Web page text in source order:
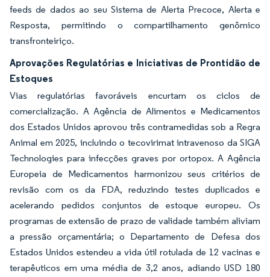
feeds de dados ao seu Sistema de Alerta Precoce, Alerta e
Resposta, permitindo o compartilhamento genômico
transfronteiriço.
Aprovações Regulatórias e Iniciativas de Prontidão de
Estoques
Vias regulatórias favoráveis encurtam os ciclos de
comercialização. A Agência de Alimentos e Medicamentos
dos Estados Unidos aprovou três contramedidas sob a Regra
Animal em 2025, incluindo o tecovirimat intravenoso da SIGA
Technologies para infecções graves por ortopox. A Agência
Europeia de Medicamentos harmonizou seus critérios de
revisão com os da FDA, reduzindo testes duplicados e
acelerando pedidos conjuntos de estoque europeu. Os
programas de extensão de prazo de validade também aliviam
a pressão orçamentária; o Departamento de Defesa dos
Estados Unidos estendeu a vida útil rotulada de 12 vacinas e
terapêuticos em uma média de 3,2 anos, adiando USD 180